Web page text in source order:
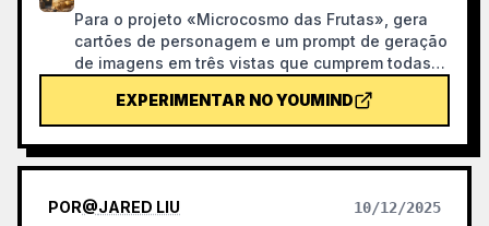
Para o projeto «Microcosmo das Frutas», gera
cartões de personagem e um prompt de geração
de imagens em três vistas que cumprem todas
personagem finalizada como modelo principal
de estilo e fazendo uma autoverificação com a
lista de verificação após a geração das
imagens. Ao utilizar esta skill, é possível evitar,
durante o processo de geração de imagens.
EXPERIMENTAR NO YOUMIND
POR@JARED LIU 10/12/2025